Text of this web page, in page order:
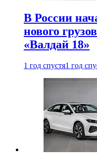
В России
нового
«Валдай 18»
1 год спустя1 год